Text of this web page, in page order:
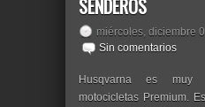
SENDEROS
miércoles, diciembre
Sin comentarios
Husqvarna es muy
motocicletas Premium.